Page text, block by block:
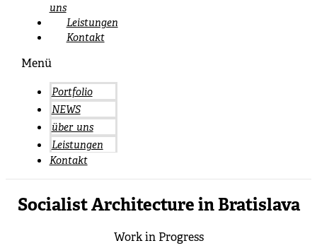
uns
Leistungen
Kontakt
Menü
Portfolio
NEWS
über uns
Leistungen
Kontakt
Socialist Architecture in Bratislava
Work in Progress